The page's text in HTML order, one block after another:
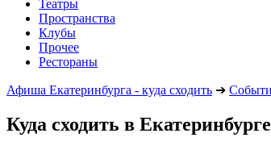
Театры
Пространства
Клубы
Прочее
Рестораны
Афиша Екатеринбурга - куда сходить ➔
Куда сходить в